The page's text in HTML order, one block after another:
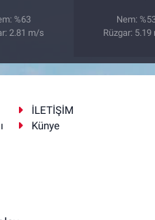
%63
2.81 m/s
Nem:
Rüzgar: 5.19
İLETİŞİM
Künye